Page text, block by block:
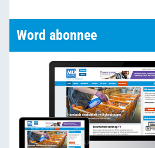
Word abonnee